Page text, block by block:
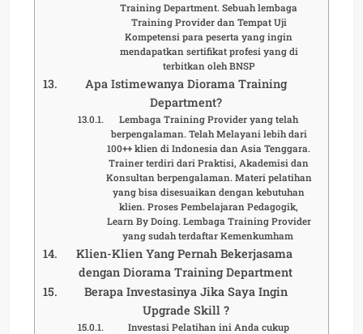
Training Department. Sebuah lembaga
Training Provider dan Tempat Uji
Kompetensi para peserta yang ingin
mendapatkan sertifikat profesi yang di
terbitkan oleh BNSP
Apa Istimewanya Diorama Training
Department?
Lembaga Training Provider yang telah
berpengalaman. Telah Melayani lebih dari
100++ klien di Indonesia dan Asia Tenggara.
Trainer terdiri dari Praktisi, Akademisi dan
Konsultan berpengalaman. Materi pelatihan
yang bisa disesuaikan dengan kebutuhan
klien. Proses Pembelajaran Pedagogik,
Learn By Doing. Lembaga Training Provider
yang sudah terdaftar Kemenkumham
Klien-Klien Yang Pernah Bekerjasama
dengan Diorama Training Department
Berapa Investasinya Jika Saya Ingin
Upgrade Skill ?
Investasi Pelatihan ini Anda cukup